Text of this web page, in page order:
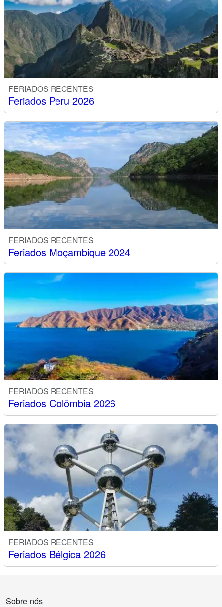
FERIADOS RECENTES
Feriados Peru 2026
FERIADOS RECENTES
Feriados Moçambique 2024
FERIADOS RECENTES
Feriados Colômbia 2026
FERIADOS RECENTES
Feriados Bélgica 2026
Sobre nós